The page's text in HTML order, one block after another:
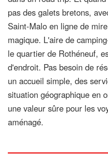
pas des galets bretons,
Saint-Malo en ligne de
magique. L'aire de
le quartier de Rothéneuf,
d'endroit. Pas besoin de
un accueil simple, des
situation géographique en
une valeur sûre pour les
aménagé.